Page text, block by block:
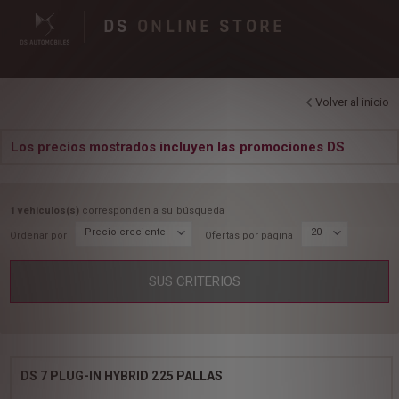
DS ONLINE STORE
Volver al inicio
Los precios mostrados incluyen las promociones DS
1 vehiculos(s) corresponden a su búsqueda
Ordenar por Precio creciente Ofertas por página 20
SUS CRITERIOS
DS 7 PLUG-IN HYBRID 225 PALLAS